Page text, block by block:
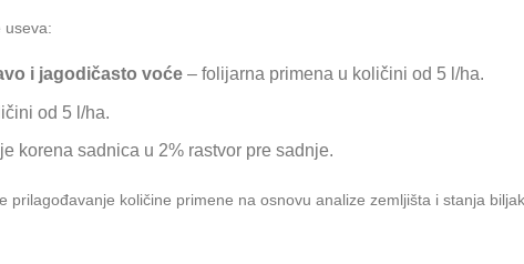
useva:
i jagodičasto voće– folijarna primena u količini od 5 l/ha.
od 5 l/ha.
korena sadnica u 2% rastvor pre sadnje.
količine primene na osnovu analize zemljišta i stanja